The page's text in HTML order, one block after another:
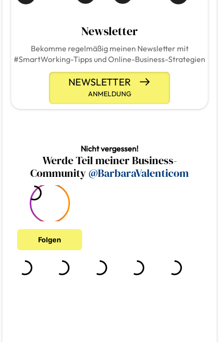
Newsletter
Bekomme regelmäßig meinen Newsletter mit
#SmartWorking-Tipps und Online-Business-Strategien
NEWSLETTER
ANMELDUNG
Nicht vergessen!
Werde Teil meiner Business-
Community @BarbaraValenticom